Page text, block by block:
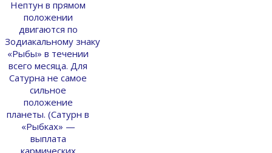
Нептун в прямом
положении
двигаются по
Зодиакальному знаку
«Рыбы» в течении
всего месяца. Для
Сатурна не самое
сильное
положение
планеты. (Сатурн в
«Рыбках» —
выплата
кармических